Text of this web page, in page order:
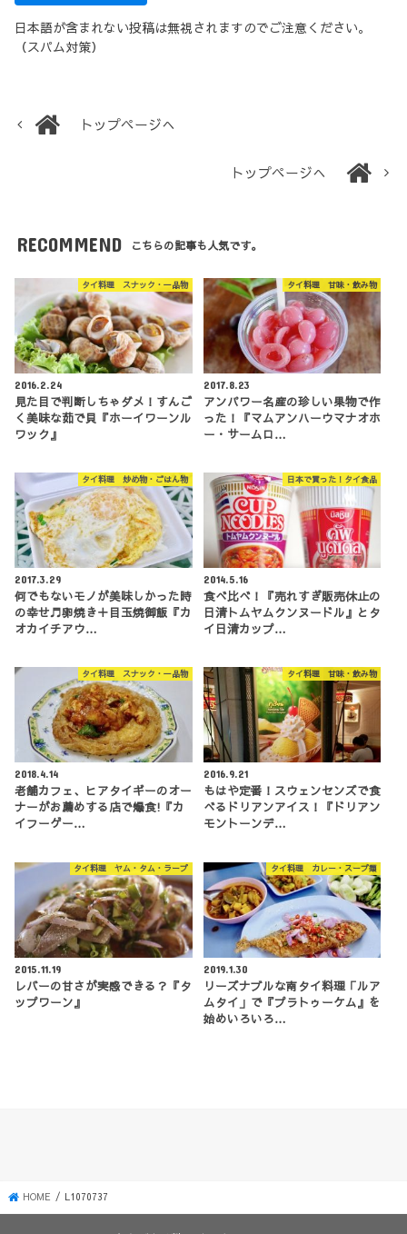
日本語が含まれない投稿は無視されますのでご注意ください。
（スパム対策）
トップページへ
トップページへ
RECOMMEND こちらの記事も人気です。
タイ料理 スナック・一品物
2016.2.24
見た目で判断しちゃダメ！すんご
く美味な茹で貝『ホーイワーンル
ワック』
タイ料理 甘味・飲み物
2017.8.23
アンパワー名産の珍しい果物で作
った！『マムアンハーウマナオホ
ー・サームロ…
タイ料理 炒め物・ごはん物
2017.3.29
何でもないモノが美味しかった時
の幸せ♬卵焼き＋目玉焼御飯『カ
オカイチアウ…
日本で買った！タイ食品
2014.5.16
食べ比べ！『売れすぎ販売休止の
日清トムヤムクンヌードル』とタ
イ日清カップ…
タイ料理 スナック・一品物
2018.4.14
老舗カフェ、ヒアタイギーのオー
ナーがお薦めする店で爆食!『カ
イフーゲー…
タイ料理 甘味・飲み物
2016.9.21
もはや定番！スウェンセンズで食
べるドリアンアイス！『ドリアン
モントーンデ…
タイ料理 ヤム・タム・ラープ
2015.11.19
レバーの甘さが実感できる？『タ
ップワーン』
タイ料理 カレー・スープ類
2019.1.30
リーズナブルな南タイ料理「ルア
ムタイ」で『プラトゥーケム』を
始めいろいろ…
HOME L1070737